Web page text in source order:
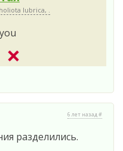
lubrica, .
6 лет назад #
разделились.